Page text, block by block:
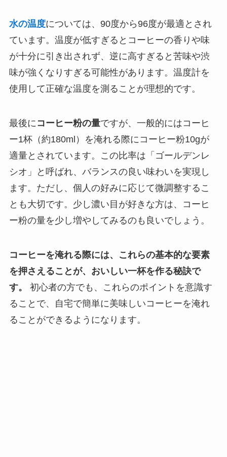
水の温度については、90度から96度が最適とされ
ています。温度が低すぎるとコーヒーの香りや味
が十分に引き出されず、逆に高すぎると苦味や渋
味が強くなりすぎる可能性があります。温度計を
使用して正確な温度を測ることが理想的です。
最後に コーヒー粉の量ですが、一般的にはコーヒ
ー1杯（約180ml）を淹れる際にコーヒー粉10gが
適量とされています。この比率は「ゴールデンレ
シオ」と呼ばれ、バランスの良い味わいを実現し
ます。ただし、個人の好みに応じて微調整するこ
とも大切です。少し濃い目が好きな方は、コーヒ
ー粉の量を少し増やしてみるのも良いでしょう。
コーヒーを淹れる際には、これらの基本的な要素
を押さえることが、おいしい一杯を作る秘訣で
す。
初心者の方でも、これらのポイントを意識す
ることで、自宅で簡単に美味しいコーヒーを淹れ
ることができるようになります。